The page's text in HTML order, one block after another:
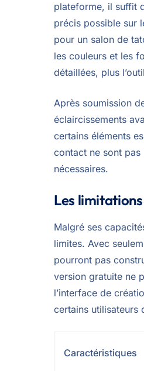
plateforme, il suffit
précis possible sur
pour un salon de
les couleurs et les
détaillées, plus
Après soumission
éclaircissements
certains éléments
contact ne sont
nécessaires.
Les
Malgré ses
limites. Avec
pourront pas
version gratuite ne
l’interface de
certains utilisateurs
Caractéristiques